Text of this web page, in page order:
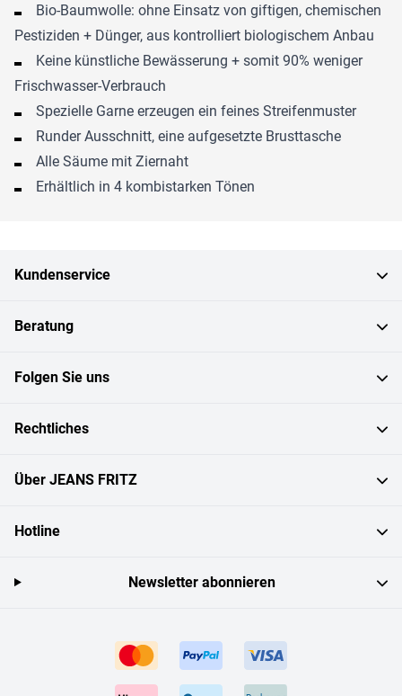
Bio-Baumwolle: ohne Einsatz von giftigen, chemischen
Pestiziden + Dünger, aus kontrolliert biologischem Anbau
Keine künstliche Bewässerung + somit 90% weniger
Frischwasser-Verbrauch
Spezielle Garne erzeugen ein feines Streifenmuster
Runder Ausschnitt, eine aufgesetzte Brusttasche
Alle Säume mit Ziernaht
Erhältlich in 4 kombistarken Tönen
Kundenservice
Beratung
Folgen Sie uns
Rechtliches
Über JEANS FRITZ
Hotline
Newsletter abonnieren